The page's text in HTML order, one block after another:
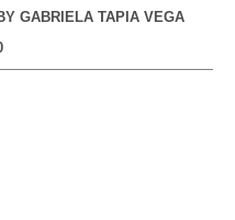
GABRIELA TAPIA VEGA